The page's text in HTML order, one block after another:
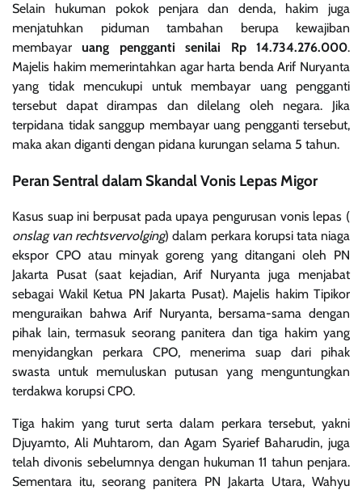
Selain hukuman pokok penjara dan denda, hakim juga
menjatuhkan piduman tambahan berupa kewajiban
membayaruang pengganti senilai Rp 14.734.276.000.
Majelis hakim memerintahkan agar harta benda Arif Nuryanta
yang tidak mencukupi untuk membayar uang pengganti
tersebut dapat dirampas dan dilelang oleh negara. Jika
terpidana tidak sanggup membayar uang pengganti tersebut,
maka akan diganti dengan pidana kurungan selama 5 tahun.
Peran Sentral dalam Skandal Vonis Lepas Migor
Kasus suap ini berpusat pada upaya pengurusan vonis lepas (
onslag van rechtsvervolging) dalam perkara korupsi tata niaga
ekspor CPO atau minyak goreng yang ditangani oleh PN
Jakarta Pusat (saat kejadian, Arif Nuryanta juga menjabat
sebagai Wakil Ketua PN Jakarta Pusat). Majelis hakim Tipikor
menguraikan bahwa Arif Nuryanta, bersama-sama dengan
pihak lain, termasuk seorang panitera dan tiga hakim yang
menyidangkan perkara CPO, menerima suap dari pihak
swasta untuk memuluskan putusan yang menguntungkan
terdakwa korupsi CPO.
Tiga hakim yang turut serta dalam perkara tersebut, yakni
Djuyamto, Ali Muhtarom, dan Agam Syarief Baharudin, juga
telah divonis sebelumnya dengan hukuman 11 tahun penjara.
Sementara itu, seorang panitera PN Jakarta Utara, Wahyu